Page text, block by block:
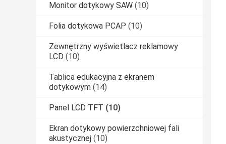
Monitor dotykowy SAW (10)
Folia dotykowa PCAP (10)
Zewnętrzny wyświetlacz reklamowy
LCD (10)
Tablica edukacyjna z ekranem
dotykowym (14)
Panel LCD TFT (10)
Ekran dotykowy powierzchniowej fali
akustycznej (10)